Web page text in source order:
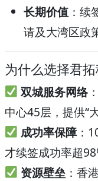
长期价值 ：
请及大湾区政
为什么选择君拓
双城服务网络
中心45层，提供“
成功率保障：
才续签成功率超
资源壁垒：香